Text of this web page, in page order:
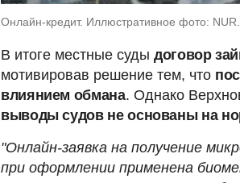
Онлайн-кредит. Иллюстративное фото:
В итоге местные суды договор
мотивировав решение тем, что
влиянием обмана. Однако
выводы судов не основаны на
"Онлайн-заявка на получение
при оформлении применена